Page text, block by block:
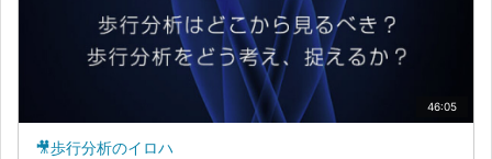
46:05
🎥歩行分析のイロハ